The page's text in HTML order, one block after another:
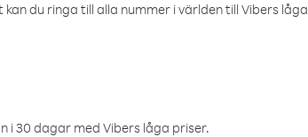
du ringa till alla nummer i världen till Vibers låga
30 dagar med Vibers låga priser.